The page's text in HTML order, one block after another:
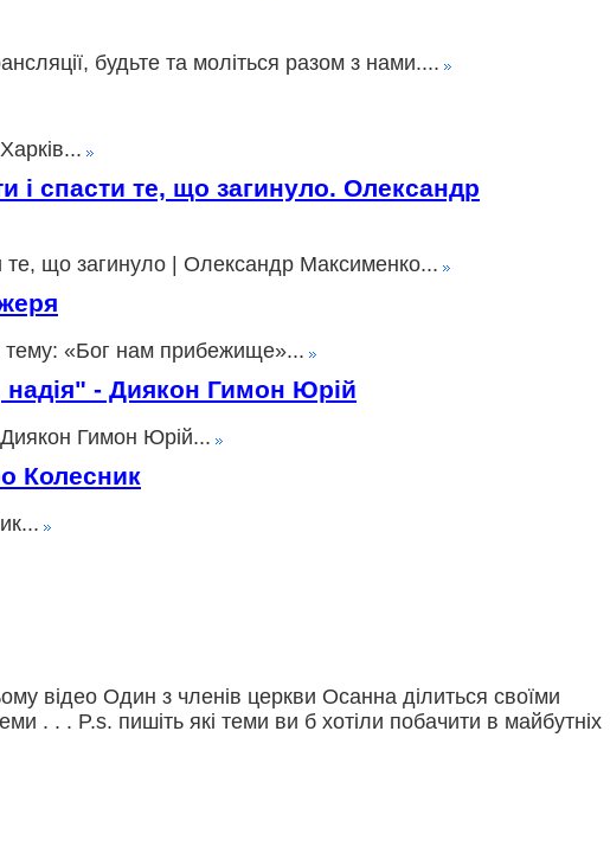
будьте та моліться разом з нами....
спасти те, що загинуло. Олександр
що загинуло | Олександр Максименко...
«Бог нам прибежище»...
надія" - Диякон Гимон Юрій
Гимон Юрій...
Колесник
відео Один з членів церкви Осанна ділиться своїми
. . . P.s. пишіть які теми ви б хотіли побачити в майбутніх